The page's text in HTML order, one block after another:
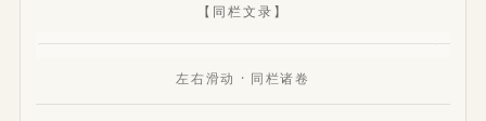
【同栏文录】
左右滑动 · 同栏诸卷